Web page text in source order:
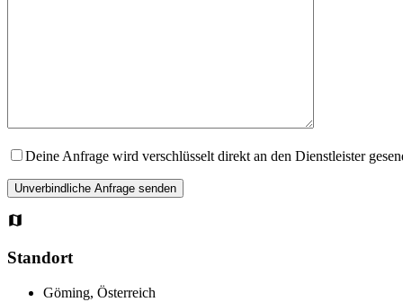
Deine Anfrage wird verschlüsselt direkt an den Dienstleister
Standort
Göming, Österreich